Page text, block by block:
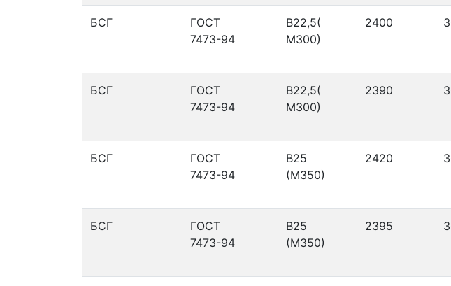
БСГ
ГОСТ
7473-94
В22,5(
М300)
2400
БСГ
ГОСТ
7473-94
В22,5(
М300)
2390
БСГ
ГОСТ
7473-94
В25
(М350)
2420
БСГ
ГОСТ
7473-94
В25
(М350)
2395